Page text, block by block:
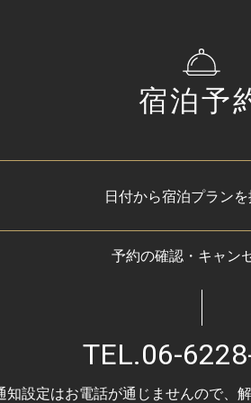
宿泊予
日付から宿泊プランを
予約の確認・キャン
TEL.06-
設定はお電話が通じませんので、